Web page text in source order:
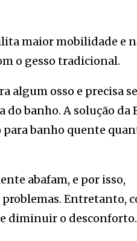
maior mobilidade e
o gesso tradicional.
algum osso e precisa
do banho. A solução da
para banho quente
abafam, e por isso,
problemas. Entretanto,
e diminuir o desconforto.